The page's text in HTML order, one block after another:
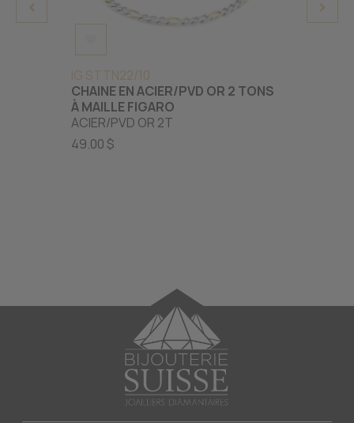
IG STTN22/10
CHAINE EN ACIER/PVD OR 2 TONS
À MAILLE FIGARO
ACIER/PVD OR 2T
49.00 $